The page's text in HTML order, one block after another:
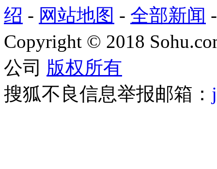
绍 - 网站地图 - 全部新闻
Copyright © 2018
公司 版权所有
搜狐不良信息举报邮箱：